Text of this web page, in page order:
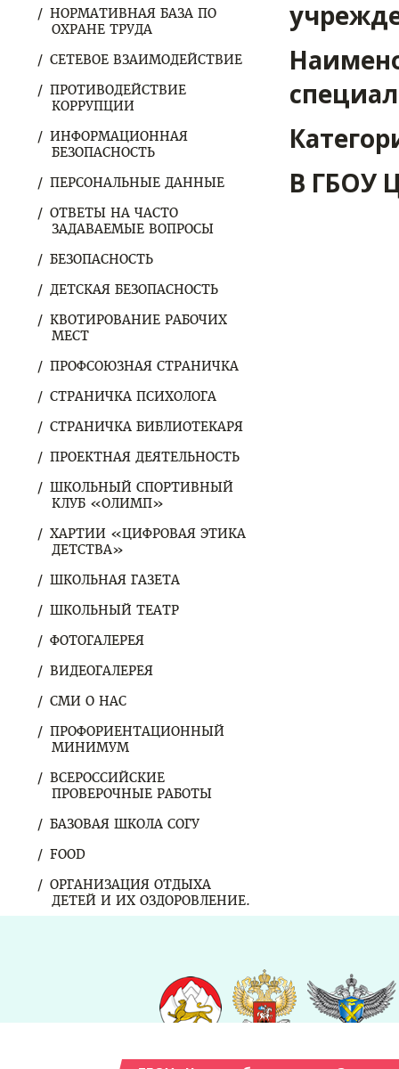
НОРМАТИВНАЯ БАЗА ПО
ОХРАНЕ ТРУДА
СЕТЕВОЕ ВЗАИМОДЕЙСТВИЕ
ПРОТИВОДЕЙСТВИЕ
КОРРУПЦИИ
ИНФОРМАЦИОННАЯ
БЕЗОПАСНОСТЬ
ПЕРСОНАЛЬНЫЕ ДАННЫЕ
ОТВЕТЫ НА ЧАСТО
ЗАДАВАЕМЫЕ ВОПРОСЫ
БЕЗОПАСНОСТЬ
ДЕТСКАЯ БЕЗОПАСНОСТЬ
КВОТИРОВАНИЕ РАБОЧИХ
МЕСТ
ПРОФСОЮЗНАЯ СТРАНИЧКА
СТРАНИЧКА ПСИХОЛОГА
СТРАНИЧКА БИБЛИОТЕКАРЯ
ПРОЕКТНАЯ ДЕЯТЕЛЬНОСТЬ
ШКОЛЬНЫЙ СПОРТИВНЫЙ
КЛУБ «ОЛИМП»
ХАРТИИ «ЦИФРОВАЯ ЭТИКА
ДЕТСТВА»
ШКОЛЬНАЯ ГАЗЕТА
ШКОЛЬНЫЙ ТЕАТР
ФОТОГАЛЕРЕЯ
ВИДЕОГАЛЕРЕЯ
СМИ О НАС
ПРОФОРИЕНТАЦИОННЫЙ
МИНИМУМ
ВСЕРОССИЙСКИЕ
ПРОВЕРОЧНЫЕ РАБОТЫ
БАЗОВАЯ ШКОЛА СОГУ
FOOD
ОРГАНИЗАЦИЯ ОТДЫХА
ДЕТЕЙ И ИХ ОЗДОРОВЛЕНИЕ.
В ГБОУ